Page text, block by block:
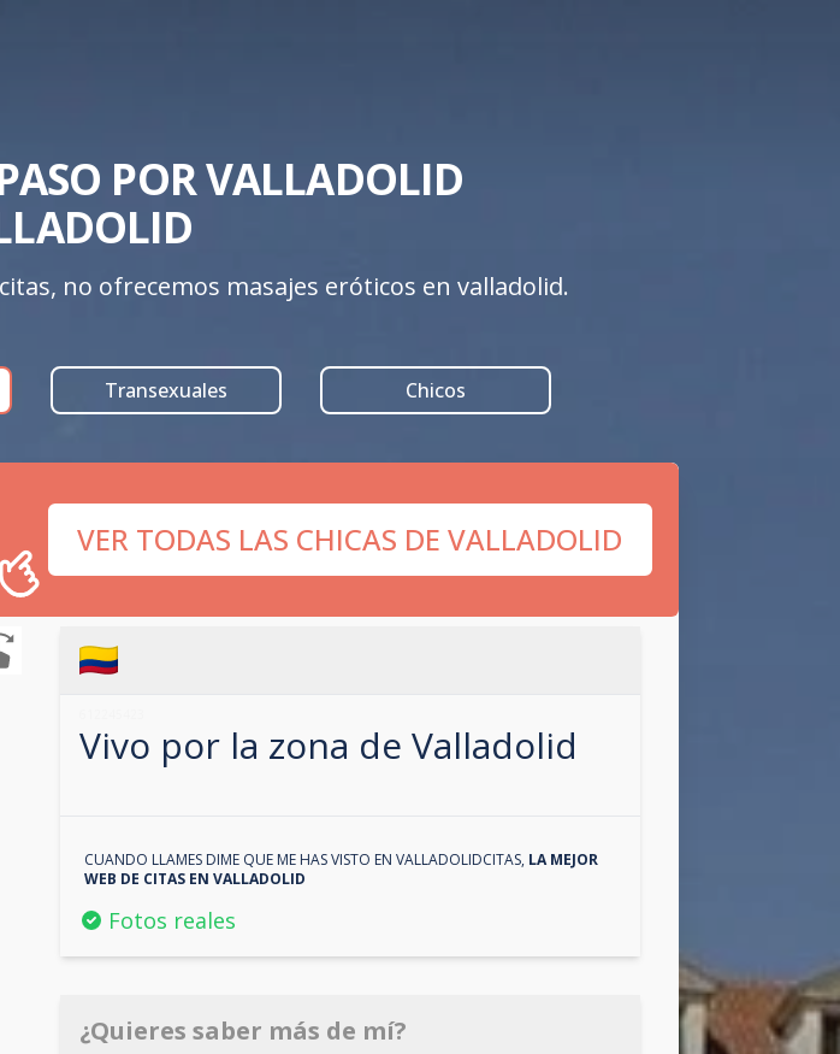
POR VALLADOLID
no ofrecemos masajes eróticos en valladolid.
Transexuales Chicos
VER TODAS LAS CHICAS DE VALLADOLID
Vivo por la zona de Valladolid
CUANDO LLAMES DIME QUE ME HAS VISTO EN VALLADOLIDCITAS, LA MEJOR
WEB DE CITAS EN VALLADOLID
Fotos reales
¿Quieres saber más de mí?